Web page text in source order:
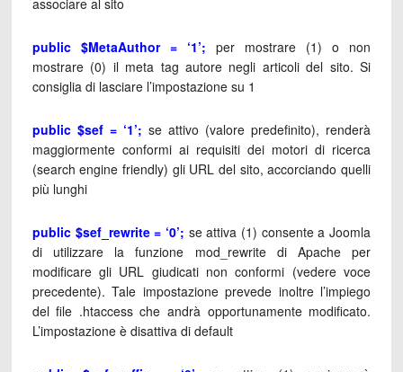
public $MetaAuthor = ‘1’; per mostrare (1) o non
mostrare (0) il meta tag autore negli articoli del sito. Si
consiglia di lasciare l’impostazione su 1
public $sef = ‘1’; se attivo (valore predefinito), renderà
maggiormente conformi ai requisiti dei motori di ricerca
(search engine friendly) gli URL del sito, accorciando quelli
più lunghi
public $sef_rewrite = ‘0’; se attiva (1) consente a Joomla
di utilizzare la funzione mod_rewrite di Apache per
modificare gli URL giudicati non conformi (vedere voce
precedente). Tale impostazione prevede inoltre l’impiego
del file .htaccess che andrà opportunamente modificato.
L’impostazione è disattiva di default